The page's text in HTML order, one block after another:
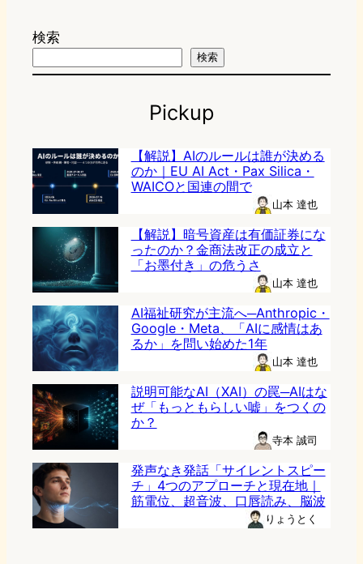
検索
検索
Pickup
【解説】AIのルールは誰が決める
のか｜EU AI Act・Pax Silica・
WAICOと国連の間で
山本 達也
【解説】暗号資産は有価証券にな
ったのか？金商法改正の成立と
「お墨付き」の危うさ
山本 達也
AI福祉研究が主流へ─Anthropic・
Google・Meta、「AIに感情はあ
るか」を問い始めた1年
山本 達也
説明可能なAI（XAI）の罠─AIはな
ぜ「もっともらしい嘘」をつくの
か？
寺本 誠司
発声なき発話「サイレントスピー
チ」4つのアプローチと現在地｜
筋電位、超音波、口唇読み、脳波
りょうとく